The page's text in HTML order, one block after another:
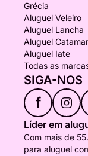
Grécia
Aluguel Veleiro
Aluguel Lancha
Aluguel
Aluguel Iate
Todas as
SIGA-NOS
f
Líder em
Com mais de
para aluguel